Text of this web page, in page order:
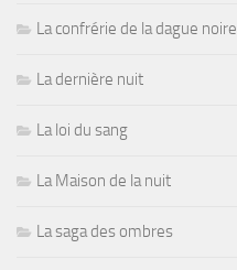
La confrérie de la dague noire
La dernière nuit
La loi du sang
La Maison de la nuit
La saga des ombres